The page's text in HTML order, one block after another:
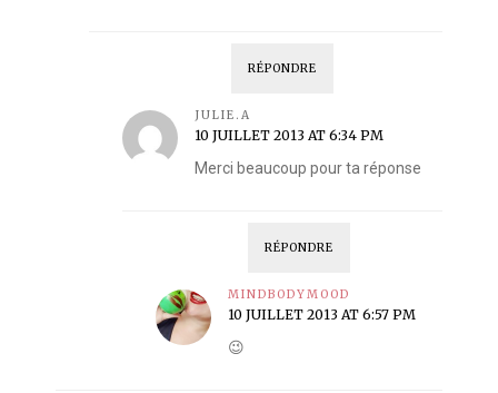
RÉPONDRE
JULIE.A
10 JUILLET 2013 AT 6:34 PM
Merci beaucoup pour ta réponse
RÉPONDRE
MINDBODYMOOD
10 JUILLET 2013 AT 6:57 PM
😉